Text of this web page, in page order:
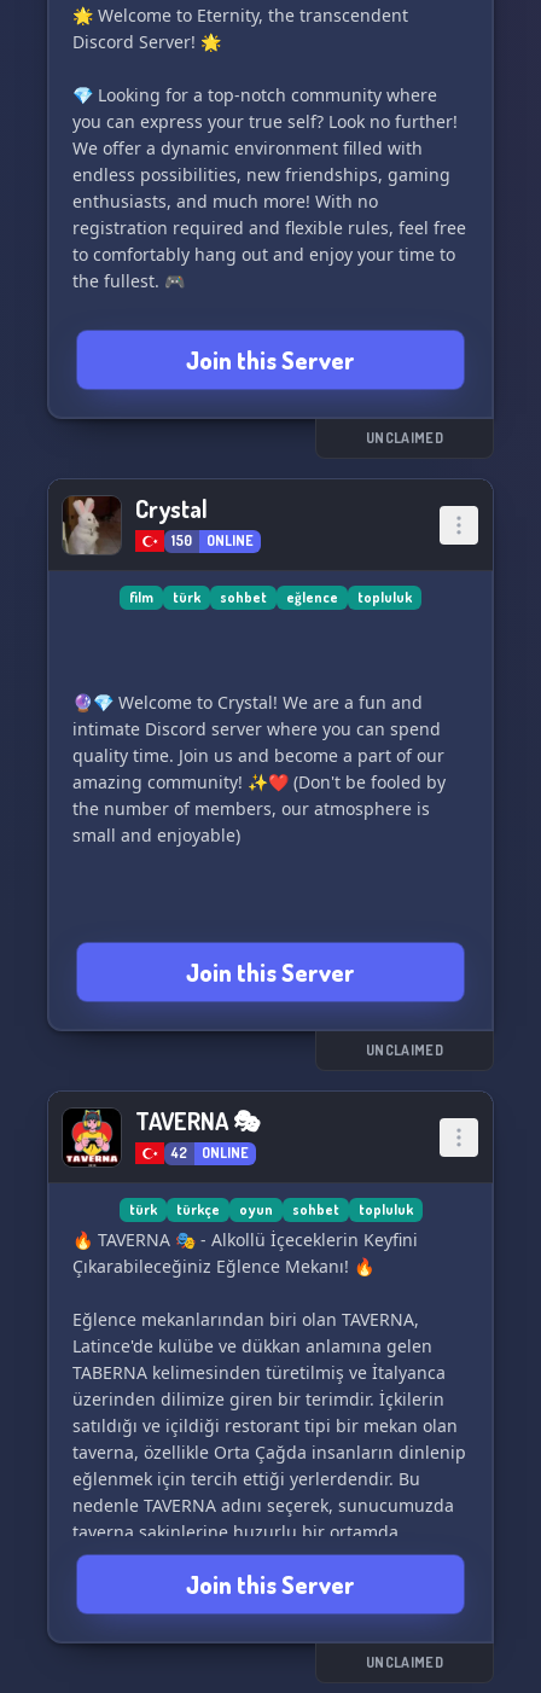
🌟 Welcome to Eternity, the transcendent
Discord Server! 🌟
💎 Looking for a top-notch community where
you can express your true self? Look no further!
We offer a dynamic environment filled with
endless possibilities, new friendships, gaming
enthusiasts, and much more! With no
registration required and flexible rules, feel free
to comfortably hang out and enjoy your time to
the fullest. 🎮
Join us now at Eternity and experience an
unparalleled chat experience like no other! ✨
Join this Server
UNCLAIMED
Crystal
150 ONLINE
film türk sohbet eğlence topluluk
🔮💎 Welcome to Crystal! We are a fun and
intimate Discord server where you can spend
quality time. Join us and become a part of our
amazing community! ✨❤️ (Don't be fooled by
the number of members, our atmosphere is
small and enjoyable)
Join this Server
UNCLAIMED
TAVERNA 🎭
42 ONLINE
türk türkçe oyun sohbet topluluk
🔥 TAVERNA 🎭 - Alkollü İçeceklerin Keyfini
Çıkarabileceğiniz Eğlence Mekanı! 🔥
Eğlence mekanlarından biri olan TAVERNA,
Latince'de kulübe ve dükkan anlamına gelen
TABERNA kelimesinden türetilmiş ve İtalyanca
üzerinden dilimize giren bir terimdir. İçkilerin
satıldığı ve içildiği restorant tipi bir mekan olan
taverna, özellikle Orta Çağda insanların dinlenip
eğlenmek için tercih ettiği yerlerdendir. Bu
nedenle TAVERNA adını seçerek, sunucumuzda
taverna sakinlerine huzurlu bir ortamda
dinlenebilecekleri ve eğlenebilecekleri bir alan
sunmayı amaçlıyoruz. 😊🍻
❣️ TAVERNA Kimler İçin? ❣️
Join this Server
UNCLAIMED